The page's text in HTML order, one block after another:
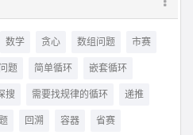
数学 贪心 数组问题
市赛
题 简单循环
嵌套循环
搜 需要找规律的循环
递推
回溯 容器 省赛